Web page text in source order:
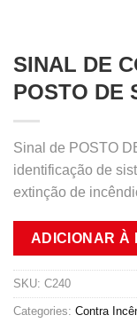
SINAL DE
POSTO DE
Sinal de POSTO
identificação de
extinção de
ADICIONAR À
SKU: C240
Categories: Contra